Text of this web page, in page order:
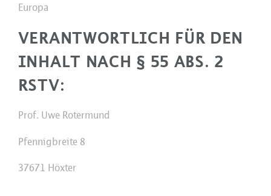
Europa
VERANTWORTLICH FÜR DEN
INHALT NACH § 55 ABS. 2
RSTV:
Prof. Uwe Rotermund
Pfennigbreite 8
37671 Höxter